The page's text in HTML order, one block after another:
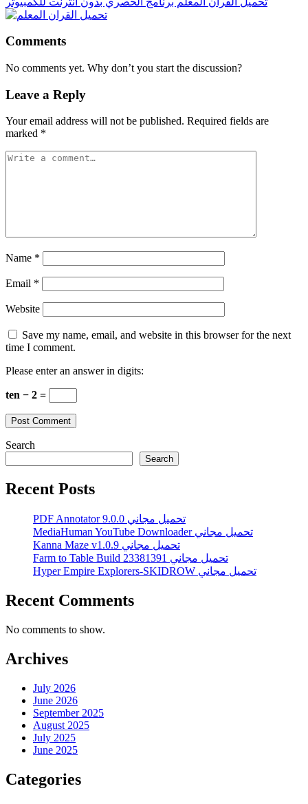
Comments
No comments yet. Why don’t you start the discussion?
Leave a Reply
Your email address will not be published. Required fields are
marked *
Name *
Email *
Website
Save my name, email, and website in this browser for the next
time I comment.
Please enter an answer in digits:
ten − 2 =
Search
Search
Recent Posts
PDF Annotator 9.0.0 تحميل مجاني
MediaHuman YouTube Downloader تحميل مجاني
Kanna Maze v1.0.9 تحميل مجاني
Farm to Table Build 23381391 تحميل مجاني
Hyper Empire Explorers-SKIDROW تحميل مجاني
Recent Comments
No comments to show.
Archives
July 2026
June 2026
September 2025
August 2025
July 2025
June 2025
Categories